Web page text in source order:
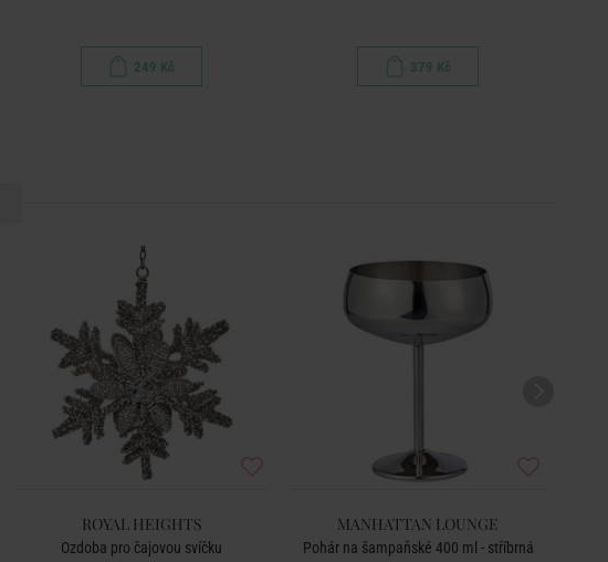
249 Kč 379 Kč
ROYAL HEIGHTS
Ozdoba pro čajovou svíčku
MANHATTAN LOUNGE
Pohár na šampaňské 400 ml - stříbrná